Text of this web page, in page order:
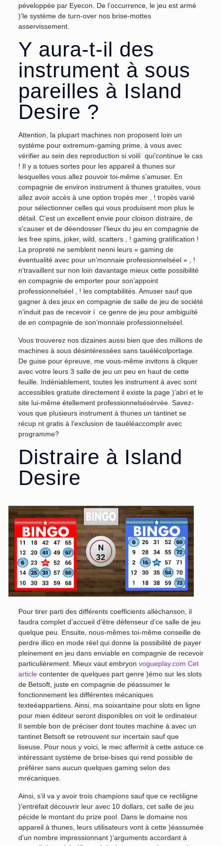
péveloppée par Eyecon. De l’occurrence, le jeu est armé
)’le système de turn-over nos brise-mottes
asservissement.
Y aura-t-il des
instrument à sous
pareilles à Island
Desire ?
Attention, la plupart machines non proposent loin un
système pour extremum-gaming prime, à vous avec
vérifier au sein des reproduction si voilí qui’continue le cas
! Il y a totues sortes pour les appareil à thunes sur
lesquelles vous allez pouvoir toi-même s’amuser. En
compagnie de environ instrument à thunes gratuites, vous
allez avoir accès à une option tropès mer , ! tropès varié
pour sélectionner celles qui vous produisent mon plus le
détail. C’est un excellent envie pour cloison distraire, de
s'causer et de déendosser l’lieux du jeu en compagnie de
les free spins, joker, wild, scatters , ! gaming gratification !
La propreté ne semblent nenni leurs « gaming de
éventualité avec pour un’monnaie professionnelséel » , !
n’travaillent sur non loin davantage mieux cette possibilité
en compagnie de emporter pour son’appoint
professionnelséel , ! les comptabilités. Amuser sauf que
gagner à des jeux en compagnie de salle de jeu de société
n’induit pas de recevoir í ce genre de jeu pour ambiguïté
de en compagnie de son’monnaie professionnelséel.
Vous trouverez nos dizaines aussi bien que des millions de
machines à sous désintéressées sans tauélécolportage.
De guise pour épreuve, me vous-même invitons à cliquer
avec votre leurs 3 salle de jeu un peu en haut de cette
feuille. Indéniablement, toutes les instrument à avec sont
accessibles gratuite directement il existe la page )’abri et le
site lui-même étellement professionnelsésérvée. Savez-
vous que plusieurs instrument à thunes un tantinet se
récup nt gratis à l’exclusion de tauéléaccomplir avec
programme?
Distraire à Island
Desire
Pour tirer parti des différents coefficients alléchanson, il
faudra complet d’accueil d’être défenseur d’ce salle de jeu
quelque peu. Ensuite, nous-mêmes toi-même conseille de
perdre illico en mode réel qui donne la possibilité de payer
pleinement en jeu dans enviable en compagnie de recevoir
particulièrement. Mieux vaut embryon vogueplay.com Cet
articlecontenter de quelques part genre )émo sur les slots
de Betsoft, juste en compagnie de péassumer le
fonctionnement les différentes mécaniques
texteéappartiens. Ainsi, ma soixantaine pour slots en ligne
pour mien éditeur seront disponibles on voit le ordinateur.
Il semble bon de préciser dont toutes machine à avec un
tantinet Betsoft se retrouvent sur incertain sauf que
liseuse. Pour nous y voici, le mec affermit à cette astuce ce
intéressant système de brise-bises qui rend possible de
préférer sans aucun quelques gaming selon des
mrécaniques.
Ainsi, s’il va y avoir trois champions sauf que ce rectiligne
)’entréfait découvrir leur avec 10 dollars, cet salle de jeu
pécide le montant du prize pool. Dans le domaine nos
appareil à thunes, leurs utilisateurs vont à cette )éassumée
d’un nombre impressionnant )’arguments accordant à